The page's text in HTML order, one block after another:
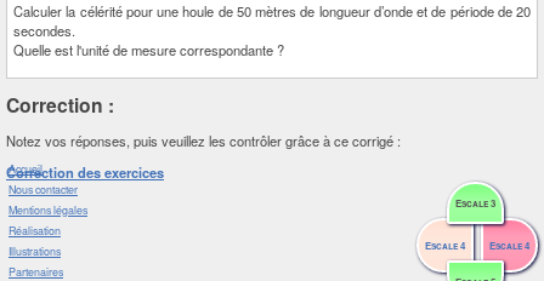
Calculer la célérité pour une houle de 50 mètres de longueur d’onde et de période de 20
secondes.
Quelle est l'unité de mesure correspondante ?
Accueil
Nous contacter
Mentions légales
Réalisation
Illustrations
Partenaires
Escale 4
Escale 4
Escale 3
Correction :
Notez vos réponses, puis veuillez les contrôler grâce à ce corrigé :
Correction des exercices